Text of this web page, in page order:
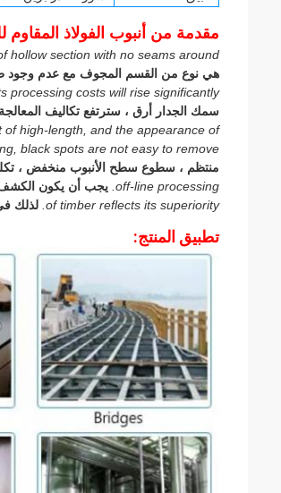
مقدمة من أنبوب الفولاذ المقاوم
hollow section with no seams around.
هي نوع من القسم المجوف مع عدم وجود
processing costs will rise significantly;
سمك الجدار أرق ، سترتفع تكاليف
high-length, and the appearance of
black spots are not easy to remove;
منتظم ، سطوع سطح الأنبوب منخفض ،
off-line processing. يجب أن يكون الكشف
of timber reflects its superiority. لذلك
تطبيق المنتج: